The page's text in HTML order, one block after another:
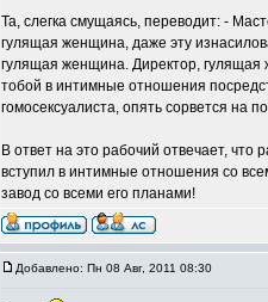
Та, слегка смущаясь, переводит: -
гулящая женщина, даже эту
гулящая женщина. Директор, гулящая
тобой в интимные отношения
гомосексуалиста, опять сорвется на
В ответ на это рабочий отвечает,
вступил в интимные отношения со
завод со всеми его планами!
Добавлено: Пн 08 Авг, 2011 08:30